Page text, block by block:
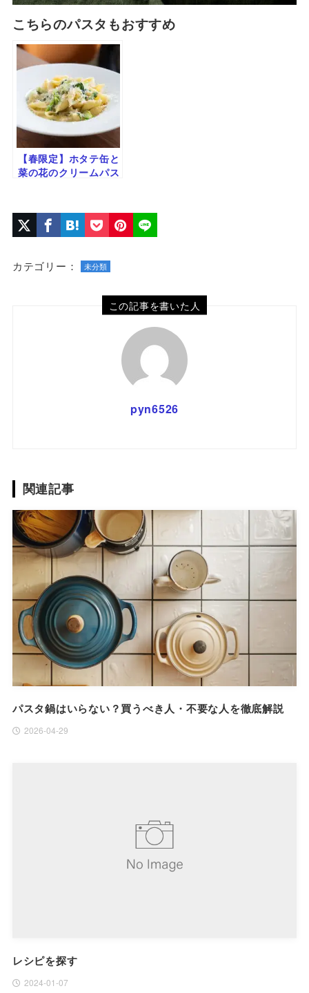
こちらのパスタもおすすめ
【春限定】ホタテ缶と
菜の花のクリームパス
カテゴリー： 未分類
この記事を書いた人
pyn6526
関連記事
パスタ鍋はいらない？買うべき人・不要な人を徹底解説
2026-04-29
レシピを探す
2024-01-07